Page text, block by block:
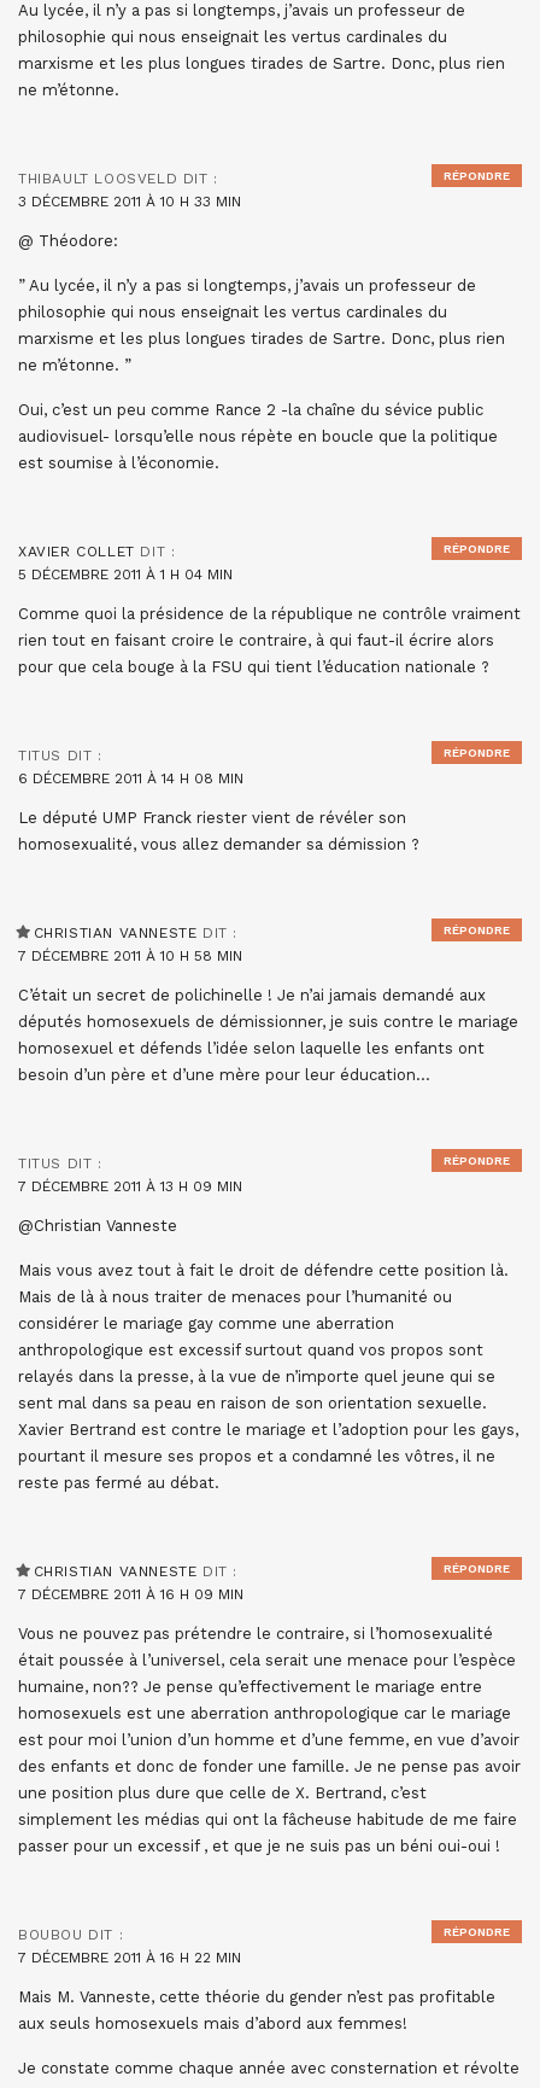
Au lycée, il n’y a pas si longtemps, j’avais un professeur de
philosophie qui nous enseignait les vertus cardinales du
marxisme et les plus longues tirades de Sartre. Donc, plus rien
ne m’étonne.
THIBAULT LOOSVELD DIT :
3 DÉCEMBRE 2011 À 10 H 33 MIN
@ Théodore:
” Au lycée, il n’y a pas si longtemps, j’avais un professeur de
philosophie qui nous enseignait les vertus cardinales du
marxisme et les plus longues tirades de Sartre. Donc, plus rien
ne m’étonne. ”
Oui, c’est un peu comme Rance 2 -la chaîne du sévice public
audiovisuel- lorsqu’elle nous répète en boucle que la politique
est soumise à l’économie.
RÉPONDRE
XAVIER COLLET DIT :
5 DÉCEMBRE 2011 À 1 H 04 MIN
Comme quoi la présidence de la république ne contrôle vraiment
rien tout en faisant croire le contraire, à qui faut-il écrire alors
pour que cela bouge à la FSU qui tient l’éducation nationale ?
RÉPONDRE
TITUS DIT :
6 DÉCEMBRE 2011 À 14 H 08 MIN
Le député UMP Franck riester vient de révéler son
homosexualité, vous allez demander sa démission ?
RÉPONDRE
CHRISTIAN VANNESTE DIT :
7 DÉCEMBRE 2011 À 10 H 58 MIN
C’était un secret de polichinelle ! Je n’ai jamais demandé aux
députés homosexuels de démissionner, je suis contre le mariage
homosexuel et défends l’idée selon laquelle les enfants ont
besoin d’un père et d’une mère pour leur éducation…
RÉPONDRE
TITUS DIT :
7 DÉCEMBRE 2011 À 13 H 09 MIN
@Christian Vanneste
Mais vous avez tout à fait le droit de défendre cette position là.
Mais de là à nous traiter de menaces pour l’humanité ou
considérer le mariage gay comme une aberration
anthropologique est excessif surtout quand vos propos sont
relayés dans la presse, à la vue de n’importe quel jeune qui se
sent mal dans sa peau en raison de son orientation sexuelle.
Xavier Bertrand est contre le mariage et l’adoption pour les gays,
pourtant il mesure ses propos et a condamné les vôtres, il ne
reste pas fermé au débat.
RÉPONDRE
CHRISTIAN VANNESTE DIT :
7 DÉCEMBRE 2011 À 16 H 09 MIN
Vous ne pouvez pas prétendre le contraire, si l’homosexualité
était poussée à l’universel, cela serait une menace pour l’espèce
humaine, non?? Je pense qu’effectivement le mariage entre
homosexuels est une aberration anthropologique car le mariage
est pour moi l’union d’un homme et d’une femme, en vue d’avoir
des enfants et donc de fonder une famille. Je ne pense pas avoir
une position plus dure que celle de X. Bertrand, c’est
simplement les médias qui ont la fâcheuse habitude de me faire
passer pour un excessif , et que je ne suis pas un béni oui-oui !
RÉPONDRE
BOUBOU DIT :
7 DÉCEMBRE 2011 À 16 H 22 MIN
Mais M. Vanneste, cette théorie du gender n’est pas profitable
aux seuls homosexuels mais d’abord aux femmes!
Je constate comme chaque année avec consternation et révolte
RÉPONDRE